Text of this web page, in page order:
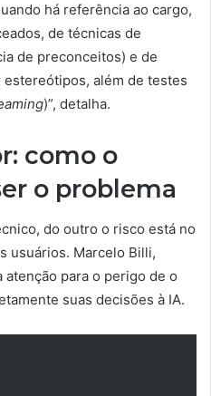
há referência ao cargo,
de técnicas de
de preconceitos) e de
além de testes
)”, detalha.
como o
o problema
do outro o risco está no
usuários. Marcelo Billi,
para o perigo de o
suas decisões à IA.